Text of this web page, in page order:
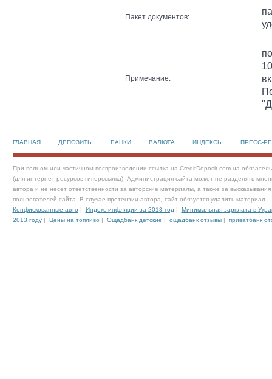
Пакет документов:
Примечание:
ГЛАВНАЯ ДЕПОЗИТЫ БАНКИ ВАЛЮТА ИНДЕКСЫ ПРЕСС-
При полном или частичном воспроизведении ссылка на CreditDeposit.com.ua
(для интернет-ресурсов гиперссылка). Администрация сайта может не разделять
автора и не несет ответственности за авторские материалы, а также за высказывания
пользователей сайта. В случае претензии автора, сайт обязуется удалить материал.
Конфискованные авто | Индекс инфляции за 2013 год | Минимальная зарплата в
2013 году| Цены на топливо | Ощадбанк детские | ощадбанк отзывы| приватбанк